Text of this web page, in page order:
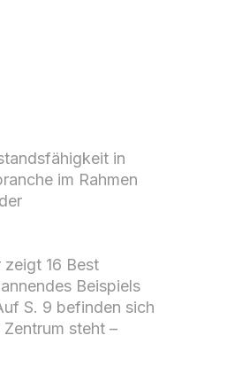
in
im Rahmen
16 Best
Beispiels
S. 9 befinden sich
steht –